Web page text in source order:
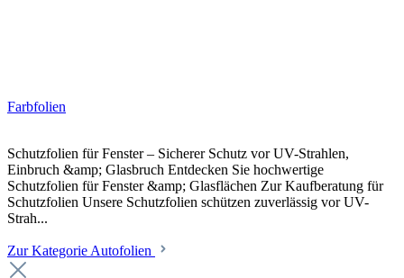
Farbfolien
Schutzfolien für Fenster – Sicherer Schutz vor UV-Strahlen,
Einbruch &amp; Glasbruch Entdecken Sie hochwertige
Schutzfolien für Fenster &amp; Glasflächen Zur Kaufberatung für
Schutzfolien Unsere Schutzfolien schützen zuverlässig vor UV-
Strah...
Zur Kategorie Autofolien